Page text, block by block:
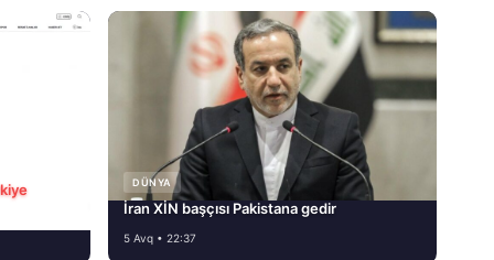
DÜNYA
İran XİN başçısı Pakistana gedir
5 Avq • 22:37